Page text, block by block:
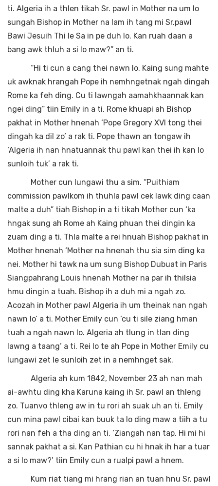
ti. Algeria ih a thlen tikah Sr. pawl in Mother na um lo
sungah Bishop in Mother na lam ih tang mi Sr.pawl
Bawi Jesuih Thi le Sa in pe duh lo. Kan ruah daan a
bang awk thluh a si lo maw?” an ti.
“Hi ti cun a cang thei nawn lo. Kaing sung mahte
uk awknak hrangah Pope ih nemhngetnak ngah dingah
Rome ka feh ding. Cu ti lawngah aamahkhaannak kan
ngei ding” tiin Emily in a ti. Rome khuapi ah Bishop
pakhat in Mother hnenah ‘Pope Gregory XVI tong thei
dingah ka dil zo’ a rak ti. Pope thawn an tongaw ih
‘Algeria ih nan hnatuannak thu pawl kan thei ih kan lo
sunloih tuk’ a rak ti.
Mother cun lungawi thu a sim. “Puithiam
commission pawlkom ih thuhla pawl cek lawk ding caan
malte a duh” tiah Bishop in a ti tikah Mother cun ‘ka
hngak sung ah Rome ah Kaing phuan thei dingin ka
zuam ding a ti. Thla malte a rei hnuah Bishop pakhat in
Mother hnenah ‘Mother na hnenah thu sia sim ding ka
nei. Mother hi tawk na um sung Bishop Dubuat in Paris
Siangpahrang Louis hnenah Mother na par ih thilsia
hmu dingin a tuah. Bishop ih a duh mi a ngah zo.
Acozah in Mother pawl Algeria ih um theinak nan ngah
nawn lo’ a ti. Mother Emily cun ‘cu ti sile ziang hman
tuah a ngah nawn lo. Algeria ah tlung in tlan ding
lawng a taang’ a ti. Rei lo te ah Pope in Mother Emily cu
lungawi zet le sunloih zet in a nemhnget sak.
Algeria ah kum 1842, November 23 ah nan mah
ai-awhtu ding kha Karuna kaing ih Sr. pawl an thleng
zo. Tuanvo thleng aw in tu rori ah suak uh an ti. Emily
cun mina pawl cibai kan buuk ta lo ding maw a tiih a tu
rori nan feh a tha ding an ti. ‘Ziangah nan tap. Hi mi hi
sannak pakhat a si. Kan Pathian cu hi hnak ih har a tuar
a si lo maw?’ tiin Emily cun a rualpi pawl a hnem.
Kum riat tiang mi hrang rian an tuan hnu Sr. pawl